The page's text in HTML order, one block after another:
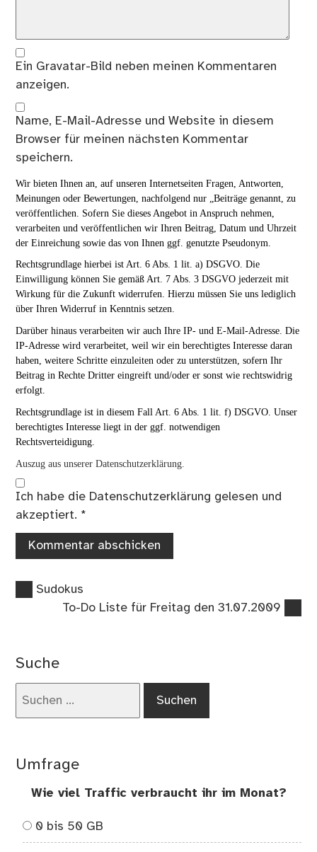
Ein Gravatar-Bild neben meinen Kommentaren
anzeigen.
Name, E-Mail-Adresse und Website in diesem
Browser für meinen nächsten Kommentar
speichern.
Wir bieten Ihnen an, auf unseren Internetseiten Fragen, Antworten,
Meinungen oder Bewertungen, nachfolgend nur „Beiträge genannt, zu
veröffentlichen. Sofern Sie dieses Angebot in Anspruch nehmen,
verarbeiten und veröffentlichen wir Ihren Beitrag, Datum und Uhrzeit
der Einreichung sowie das von Ihnen ggf. genutzte Pseudonym.
Rechtsgrundlage hierbei ist Art. 6 Abs. 1 lit. a) DSGVO. Die
Einwilligung können Sie gemäß Art. 7 Abs. 3 DSGVO jederzeit mit
Wirkung für die Zukunft widerrufen. Hierzu müssen Sie uns lediglich
über Ihren Widerruf in Kenntnis setzen.
Darüber hinaus verarbeiten wir auch Ihre IP- und E-Mail-Adresse. Die
IP-Adresse wird verarbeitet, weil wir ein berechtigtes Interesse daran
haben, weitere Schritte einzuleiten oder zu unterstützen, sofern Ihr
Beitrag in Rechte Dritter eingreift und/oder er sonst wie rechtswidrig
erfolgt.
Rechtsgrundlage ist in diesem Fall Art. 6 Abs. 1 lit. f) DSGVO. Unser
berechtigtes Interesse liegt in der ggf. notwendigen
Rechtsverteidigung.
Auszug aus unserer Datenschutzerklärung.
Ich habe die Datenschutzerklärung gelesen und
akzeptiert. *
Beitragsnavigation
Vorheriger
Sudokus
Nächster
To-Do Liste für Freitag den 31.07.2009
Suche
Umfrage
Wie viel Traffic verbraucht ihr im Monat?
0 bis 50 GB